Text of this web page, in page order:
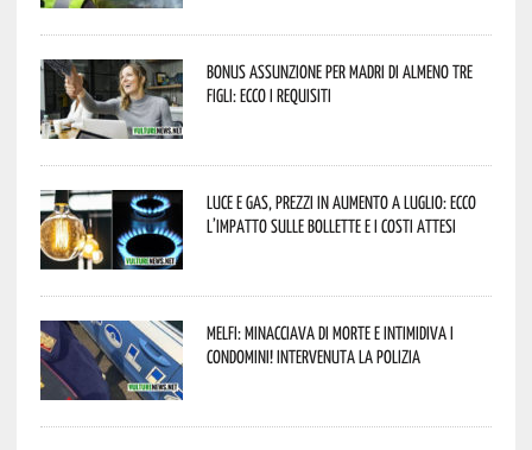
Bonus assunzione per madri di almeno tre
figli: ecco i requisiti
Luce e gas, prezzi in aumento a luglio: ecco
l’impatto sulle bollette e i costi attesi
Melfi: minacciava di morte e intimidiva i
condomini! Intervenuta la Polizia